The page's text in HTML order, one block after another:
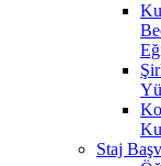
Staj